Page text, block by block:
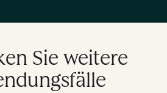
Sie weitere